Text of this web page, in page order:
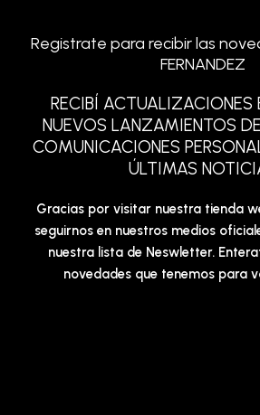
Registrate para recibir las
FERNANDEZ
RECIBÍ ACTUALIZACIONES
NUEVOS LANZAMIENTOS
COMUNICACIONES
ÚLTIMAS
Gracias por visitar nuestra tienda
seguirnos en nuestros medios
nuestra lista de Neswletter.
novedades que tenemos para